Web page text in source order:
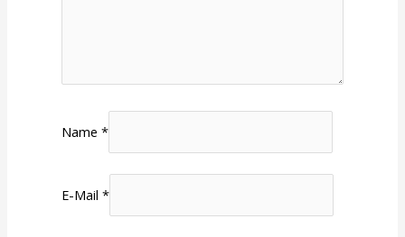
Name*
E-Mail*